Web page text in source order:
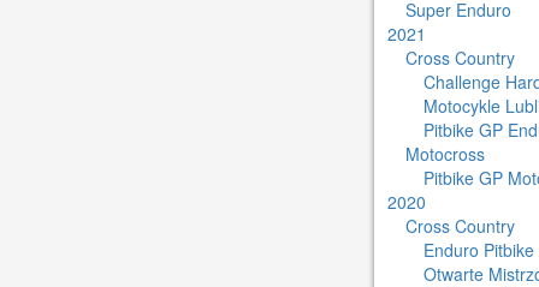
Super Enduro
2021
Cross Country
Challenge
Motocykle
Pitbike GP
Motocross
Pitbike GP
2020
Cross Country
Enduro Pitbike
Otwarte